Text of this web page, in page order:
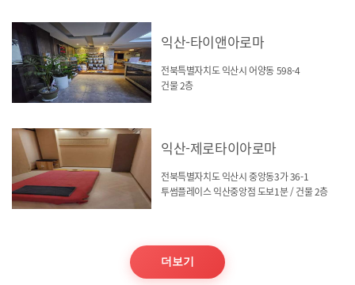
익산-타이앤아로마
전북특별자치도 익산시 어양동 598-4
건물 2층
익산-제로타이아로마
전북특별자치도 익산시 중앙동3가 36-1
투썸플레이스 익산중앙점 도보1분 / 건물 2층
더보기